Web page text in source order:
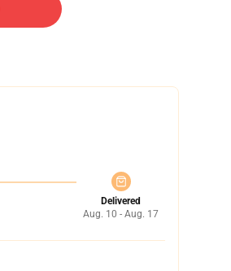
Delivered
Aug. 10 - Aug. 17